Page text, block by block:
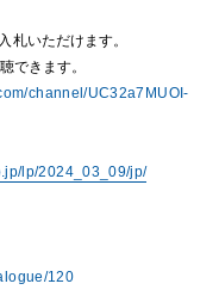
札いただけます。
できます。
channel/UC32a7MUOI-
lp/2024_03_09/jp/
120